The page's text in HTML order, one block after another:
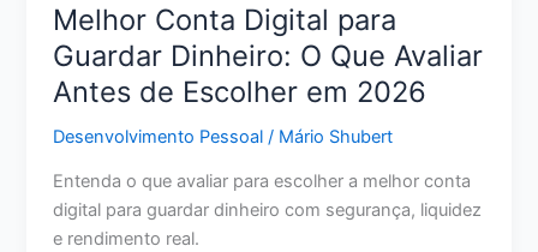
Crédito:
Passo
a
para
Pagar
Menos
e
Melhor Conta Digital para
Guardar Dinheiro: O Que Avaliar
Antes de Escolher em 2026
Desenvolvimento Pessoal / Mário Shubert
Entenda o que avaliar para escolher a melhor conta
digital para guardar dinheiro com segurança, liquidez
e rendimento real.